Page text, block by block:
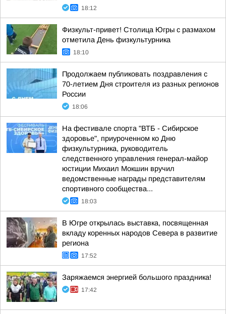
18:12
Физкульт-привет! Столица Югры с размахом
отметила День физкультурника
18:10
Продолжаем публиковать поздравления с
70-летием Дня строителя из разных регионов
России
18:06
На фестивале спорта "ВТБ - Сибирское
здоровье", приуроченном ко Дню
физкультурника, руководитель
следственного управления генерал-майор
юстиции Михаил Мокшин вручил
ведомственные награды представителям
спортивного сообщества...
18:03
В Югре открылась выставка, посвященная
вкладу коренных народов Севера в развитие
региона
17:52
Заряжаемся энергией большого праздника!
17:42